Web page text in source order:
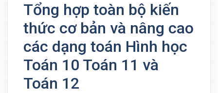
Tổng hợp toàn bộ kiến
thức cơ bản và nâng cao
các dạng toán Hình học
Toán 10 Toán 11 và
Toán 12